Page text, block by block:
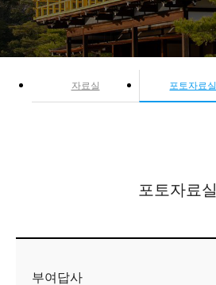
자료실 포토자료실
포토자료실
부여답사